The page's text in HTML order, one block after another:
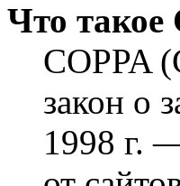
Что такое
COPPA
закон о
1998 г.